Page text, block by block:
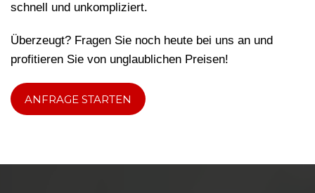
schnell und unkompliziert.
Überzeugt? Fragen Sie noch heute bei uns an und
profitieren Sie von unglaublichen Preisen!
ANFRAGE STARTEN